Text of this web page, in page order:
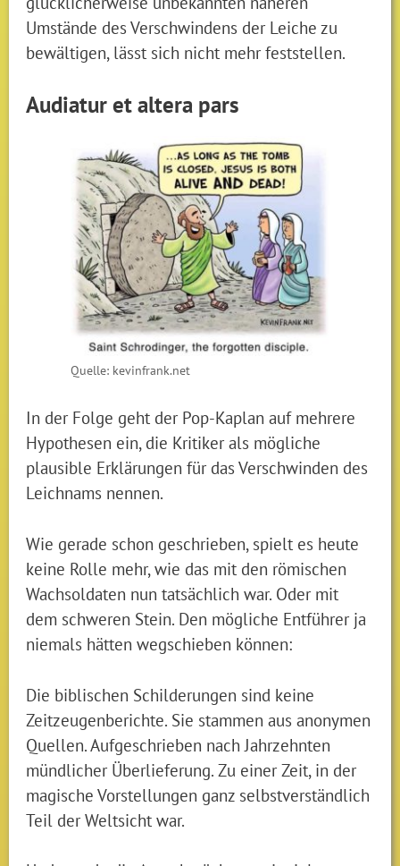
Umstände des Verschwindens der Leiche zu
bewältigen, lässt sich nicht mehr feststellen.
Audiatur et altera pars
Quelle: kevinfrank.net
In der Folge geht der Pop-Kaplan auf mehrere
Hypothesen ein, die Kritiker als mögliche
plausible Erklärungen für das Verschwinden des
Leichnams nennen.
Wie gerade schon geschrieben, spielt es heute
keine Rolle mehr, wie das mit den römischen
Wachsoldaten nun tatsächlich war. Oder mit
dem schweren Stein. Den mögliche Entführer ja
niemals hätten wegschieben können:
Die biblischen Schilderungen sind keine
Zeitzeugenberichte. Sie stammen aus anonymen
Quellen. Aufgeschrieben nach Jahrzehnten
mündlicher Überlieferung. Zu einer Zeit, in der
magische Vorstellungen ganz selbstverständlich
Teil der Weltsicht war.